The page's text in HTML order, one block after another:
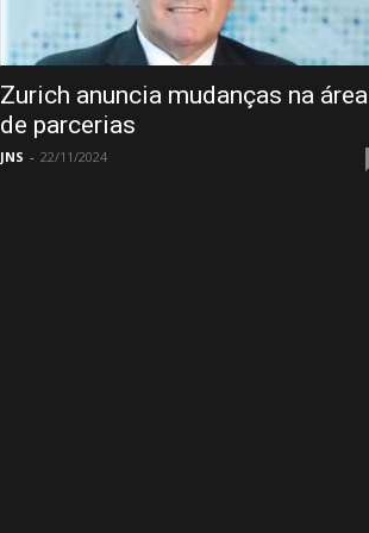
Zurich anuncia mudanças na área
de parcerias
JNS - 22/11/2024